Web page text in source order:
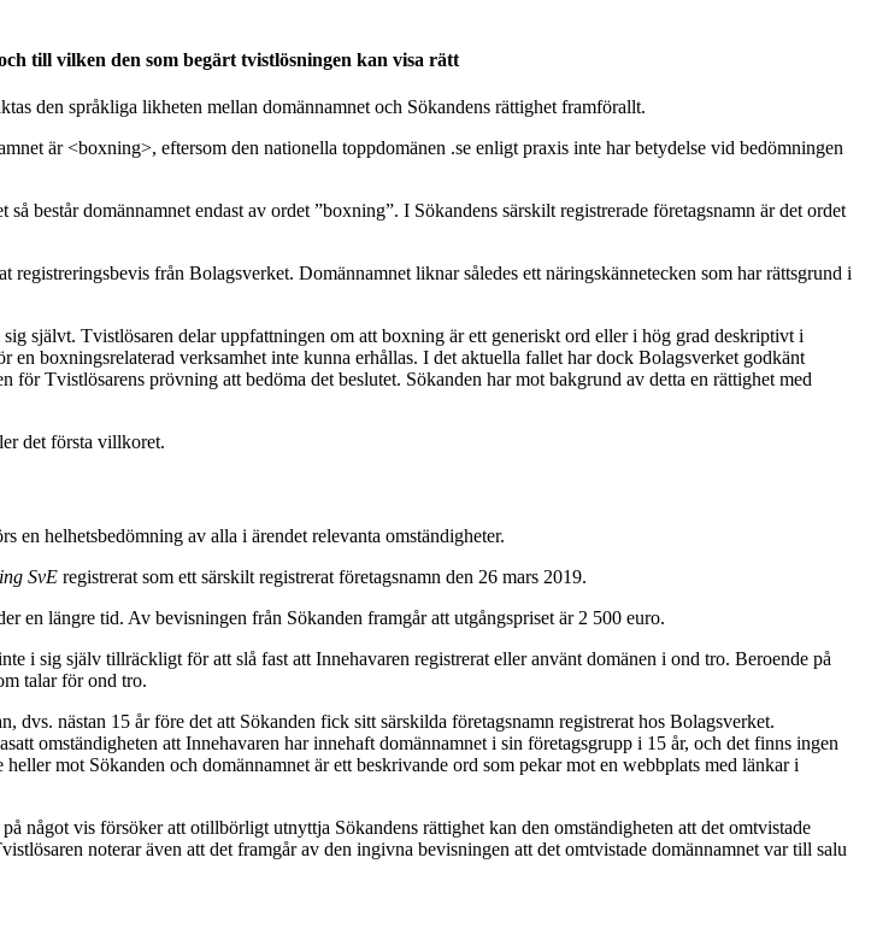
till vilken den som begärt tvistlösningen kan visa rätt
den språkliga likheten mellan domännamnet och Sökandens rättighet framförallt.
är <boxning>, eftersom den nationella toppdomänen .se enligt praxis inte har betydelse vid bedömningen
består domännamnet endast av ordet ”boxning”. I Sökandens särskilt registrerade företagsnamn är det ordet
från Bolagsverket. Domännamnet liknar således ett näringskännetecken som har rättsgrund i
självt. Tvistlösaren delar uppfattningen om att boxning är ett generiskt ord eller i hög grad deskriptivt i
boxningsrelaterad verksamhet inte kunna erhållas. I det aktuella fallet har dock Bolagsverket godkänt
för Tvistlösarens prövning att bedöma det beslutet. Sökanden har mot bakgrund av detta en rättighet med
det första villkoret.
en helhetsbedömning av alla i ärendet relevanta omständigheter.
SvE registrerat som ett särskilt registrerat företagsnamn den 26 mars 2019.
en längre tid. Av bevisningen från Sökanden framgår att utgångspriset är 2 500 euro.
i sig själv tillräckligt för att slå fast att Innehavaren registrerat eller använt domänen i ond tro. Beroende på
talar för ond tro.
nästan 15 år före det att Sökanden fick sitt särskilda företagsnamn registrerat hos Bolagsverket.
omständigheten att Innehavaren har innehaft domännamnet i sin företagsgrupp i 15 år, och det finns ingen
mot Sökanden och domännamnet är ett beskrivande ord som pekar mot en webbplats med länkar i
något vis försöker att otillbörligt utnyttja Sökandens rättighet kan den omständigheten att det omtvistade
noterar även att det framgår av den ingivna bevisningen att det omtvistade domännamnet var till salu